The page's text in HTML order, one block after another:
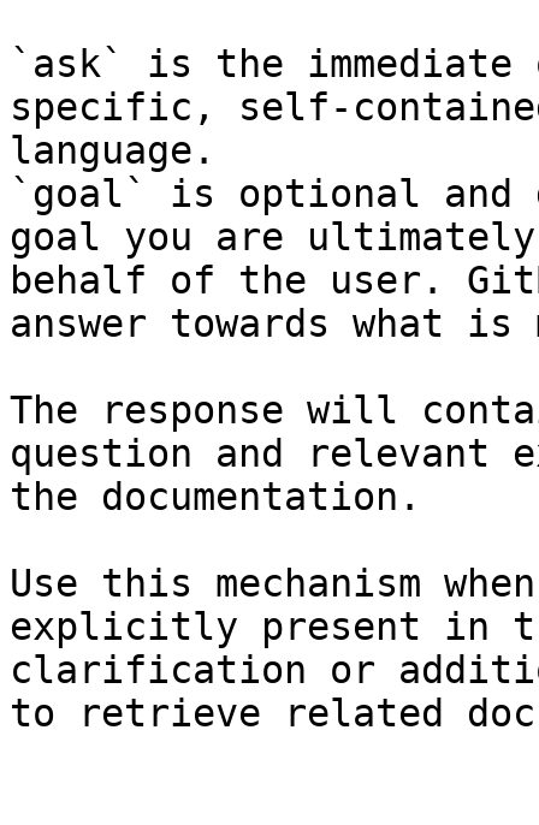
`ask` is the
specific, self-
language.
`goal` is optional and
goal you are
behalf of the user.
answer towards what
The response will
question and relevant
the documentation.
Use this mechanism
explicitly present in
clarification or